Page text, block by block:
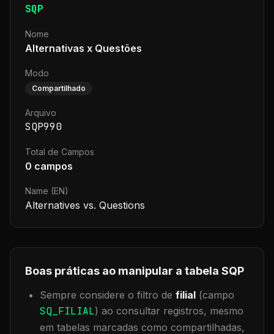
SQP
Nome
Alternativas x Questões
Modo
Compartilhado
Arquivo
SQP990
Total de Campos
0 campos
Name (EN)
Alternatives vs. Questions
Boas práticas ao manipular a tabela SQP
Sempre considere o filtro de filial (campo
SQ_FILIAL) ao consultar registros, mesmo
em tabelas marcadas como compartilhadas,